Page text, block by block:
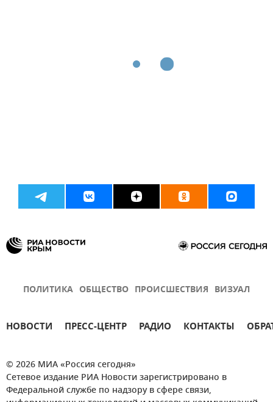
ПОЛИТИКА ОБЩЕСТВО ПРОИСШЕСТВИЯ ВИЗУАЛ
НОВОСТИ ПРЕСС-ЦЕНТР РАДИО КОНТАКТЫ
© 2026 МИА «Россия сегодня»
Сетевое издание РИА Новости зарегистрировано в
Федеральной службе по надзору в сфере связи,